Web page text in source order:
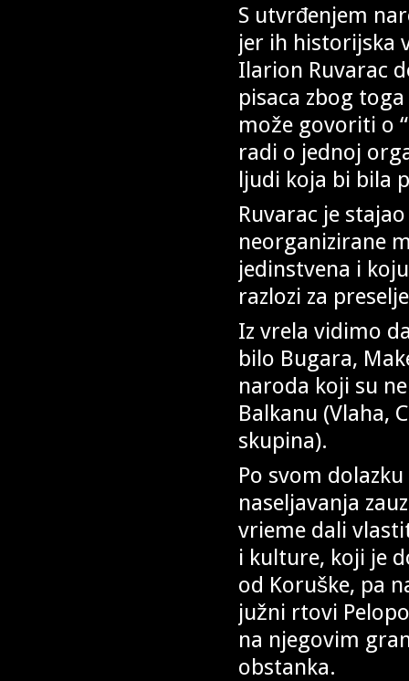
S utvrđenjem
jer ih historijska
Ilarion Ruvarac
pisaca zbog
može govoriti o
radi o jednoj
ljudi koja bi bila
Ruvarac je
neorganizirane
jedinstvena i
razlozi za
Iz vrela vidimo
bilo Bugara,
naroda koji su
Balkanu (Vlaha,
skupina).
Po svom
naseljavanja
vrieme dali
i kulture, koji je
od Koruške, pa
južni rtovi
na njegovim
obstanka.